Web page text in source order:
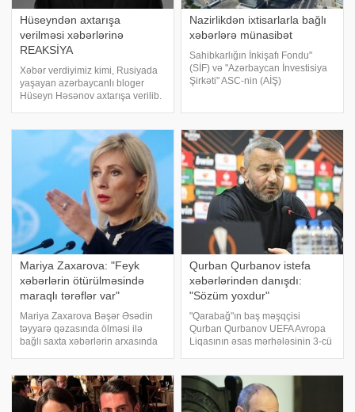
Hüseyndən axtarışa
verilməsi xəbərlərinə
REAKSİYA
Xəbər verdiyimiz kimi, Rusiyada
yaşayan azərbaycanlı bloger
Hüseyn Həsənov axtarışa verilib.
bunları bildirib:. "Dostlar,
narahatlığınıza və səmim
Nazirlikdən ixtisarlarla bağlı
xəbərlərə münasibət
Sahibkarlığın İnkişafı Fondu"
(SİF) və "Azərbaycan İnvestisiya
Şirkəti" ASC-nin (AİŞ)
davam etdirəcəklər. xəbə
Mariya Zaxarova: "Feyk
xəbərlərin ötürülməsində
maraqlı tərəflər var"
Mariya Zaxarova Bəşər Əsədin
təyyarə qəzasında ölməsi ilə
bağlı saxta xəbərlərin arxasında
olduğunu bildirib. xəbər verir ki,
bu barədə TASS məlumat verib:
"Bu
Qurban Qurbanov istefa
xəbərlərindən danışdı:
"Sözüm yoxdur"
"Qarabağ"ın baş məşqçisi
Qurban Qurbanov UEFA Avropa
Liqasının əsas mərhələsinin 3-cü
mətbuat konfransında iştirak
edib. . qafqazinfo-ya istinadə